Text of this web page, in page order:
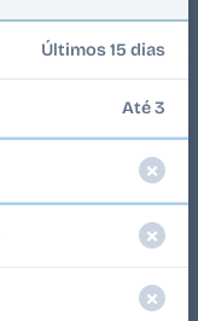
Últimos 15 dias
Até 3